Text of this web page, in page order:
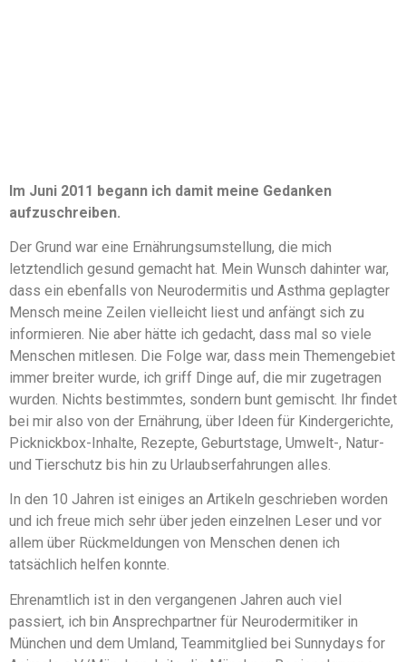
Im Juni 2011 begann ich damit meine Gedanken
aufzuschreiben.
Der Grund war eine Ernährungsumstellung, die mich
letztendlich gesund gemacht hat. Mein Wunsch dahinter war,
dass ein ebenfalls von Neurodermitis und Asthma geplagter
Mensch meine Zeilen vielleicht liest und anfängt sich zu
informieren. Nie aber hätte ich gedacht, dass mal so viele
Menschen mitlesen. Die Folge war, dass mein Themengebiet
immer breiter wurde, ich griff Dinge auf, die mir zugetragen
wurden. Nichts bestimmtes, sondern bunt gemischt. Ihr findet
bei mir also von der Ernährung, über Ideen für Kindergerichte,
Picknickbox-Inhalte, Rezepte, Geburtstage, Umwelt-, Natur-
und Tierschutz bis hin zu Urlaubserfahrungen alles.
In den 10 Jahren ist einiges an Artikeln geschrieben worden
und ich freue mich sehr über jeden einzelnen Leser und vor
allem über Rückmeldungen von Menschen denen ich
tatsächlich helfen konnte.
Ehrenamtlich ist in den vergangenen Jahren auch viel
passiert, ich bin Ansprechpartner für Neurodermitiker in
München und dem Umland, Teammitglied bei Sunnydays for